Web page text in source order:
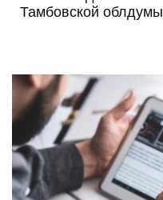
Тамбовской облдумы